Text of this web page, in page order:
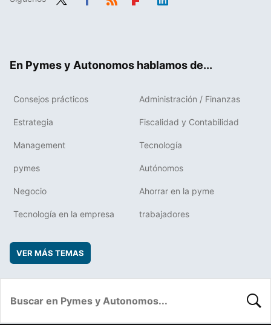
En Pymes y Autonomos hablamos de...
Consejos prácticos Administración / Finanzas
Estrategia Fiscalidad y Contabilidad
Management Tecnología
pymes Autónomos
Negocio Ahorrar en la pyme
Tecnología en la empresa trabajadores
VER MÁS TEMAS